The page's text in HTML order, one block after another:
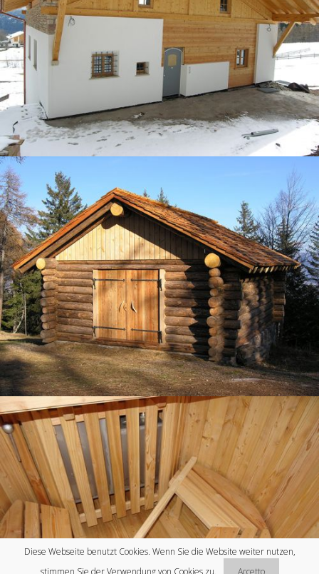
PREFABBRICATI E CASE IN LEGNO
PREFABBRICATI E CASE IN LEGNO
Diese Webseite benutzt Cookies. Wenn Sie die Website weiter nutzen,
stimmen Sie der Verwendung von Cookies zu.
Accetto